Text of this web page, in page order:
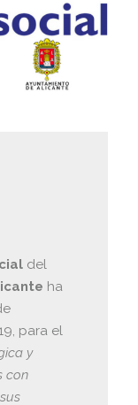
del
ha
para el
y
con